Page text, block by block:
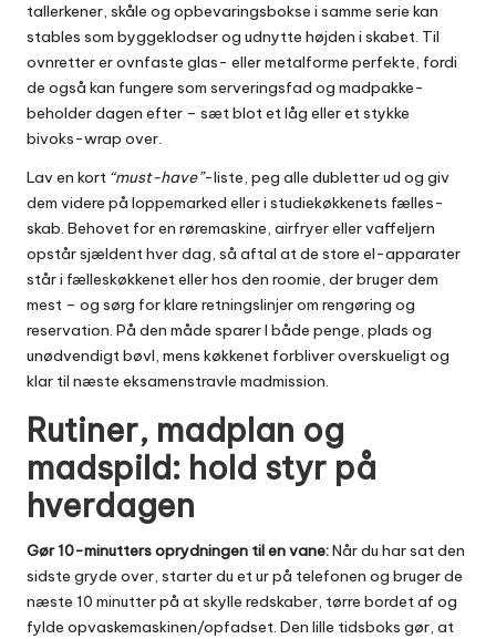
tallerkener, skåle og opbevaringsbokse i samme serie kan
stables som byggeklodser og udnytte højden i skabet. Til
ovnretter er ovnfaste glas- eller metalforme perfekte, fordi
de også kan fungere som serveringsfad og madpakke­
beholder dagen efter – sæt blot et låg eller et stykke
bivoks-wrap over.
Lav en kort “must-have”-liste, peg alle dubletter ud og giv
dem videre på loppemarked eller i studie­køkkenets fælles­
skab. Behovet for en røremaskine, airfryer eller vaffeljern
opstår sjældent hver dag, så aftal at de store el-apparater
står i fælleskøkkenet eller hos den roomie, der bruger dem
mest – og sørg for klare retningslinjer om rengøring og
reservation. På den måde sparer I både penge, plads og
unødvendigt bøvl, mens køkkenet forbliver overskueligt og
klar til næste eksamenstravle madmission.
Rutiner, madplan og
madspild: hold styr på
hverdagen
Gør 10-minutters oprydningen til en vane:Når du har sat den
sidste gryde over, starter du et ur på telefonen og bruger de
næste 10 minutter på at skylle redskaber, tørre bordet af og
fylde opvaskemaskinen/opfadset. Den lille tidsboks gør, at